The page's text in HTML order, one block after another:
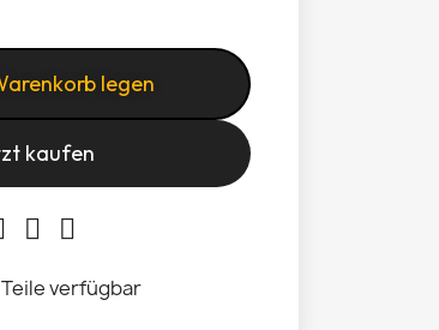
legen
kaufen
verfügbar